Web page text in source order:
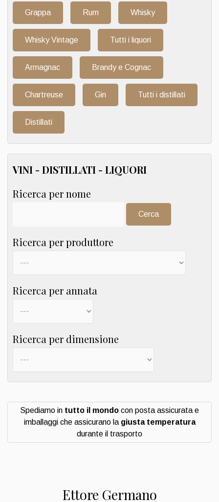
Grappa Rum Whisky
Whisky Vintage Tutti i liquori
Armagnac Brandy e Cognac
Chartreuse Gin Tutti i distillati
Distillati
VINI - DISTILLATI - LIQUORI
Ricerca per nome
Ricerca per produttore
Ricerca per annata
Ricerca per dimensione
Spediamo in tutto il mondo con posta assicurata e
imballaggi che assicurano la giusta temperatura
durante il trasporto
Ettore Germano